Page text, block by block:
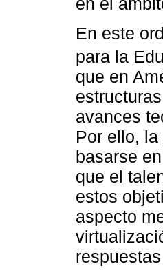
En este
para la
que en
avances
Por ello,
basarse
que el
estos
aspecto